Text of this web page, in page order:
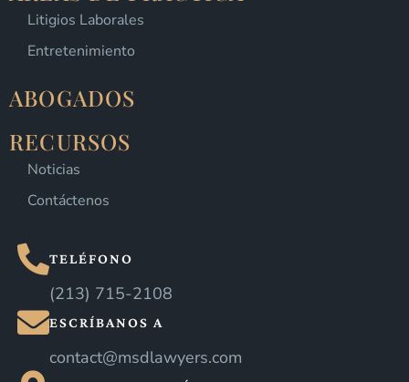
Litigios Laborales
Entretenimiento
ABOGADOS
RECURSOS
Noticias
Contáctenos
TELÉFONO
(213) 715-2108
ESCRÍBANOS A
contact@msdlawyers.com